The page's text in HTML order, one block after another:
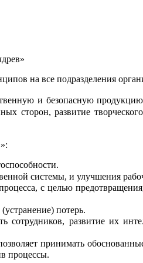
на все подразделения
и безопасную
сторон, развитие
системы, и улучшения
с целью
потерь.
сотрудников, развитие их
принимать
процессы.